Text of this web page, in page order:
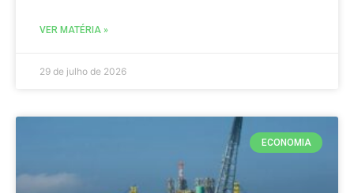
VER MATÉRIA »
29 de julho de 2026
ECONOMIA